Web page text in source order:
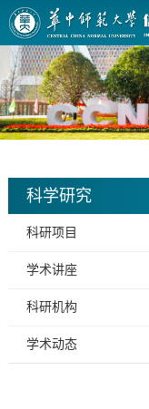
科学研究
科研项目
学术讲座
科研机构
学术动态